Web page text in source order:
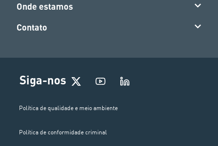
Onde estamos
Contato
Siga-nos
Política de qualidade e meio ambiente
Política de conformidade criminal